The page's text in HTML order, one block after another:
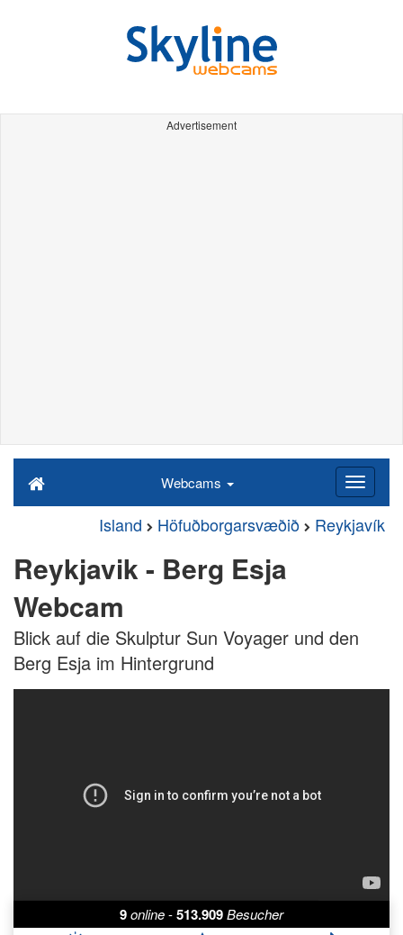
Advertisement
Webcams
Island Höfuðborgarsvæðið Reykjavík
Reykjavik - Berg Esja
Webcam
Blick auf die Skulptur Sun Voyager und den
Berg Esja im Hintergrund
9online-513.909Besucher